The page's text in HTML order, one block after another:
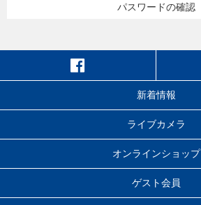
パスワードの確認
新着情報
ライブカメラ
オンラインショップ
ゲスト会員